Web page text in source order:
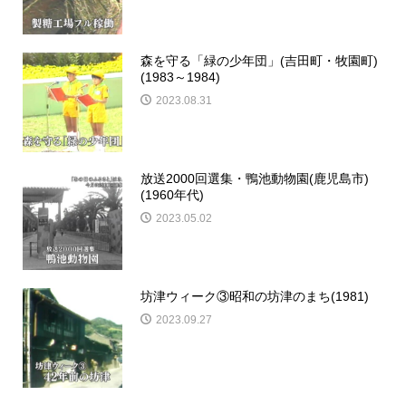
森を守る「緑の少年団」(吉田町・牧園町)
(1983～1984)
2023.08.31
放送2000回選集・鴨池動物園(鹿児島市)
(1960年代)
2023.05.02
坊津ウィーク③昭和の坊津のまち(1981)
2023.09.27